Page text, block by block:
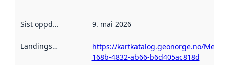
Sist oppdatert 9. mai 2026
Landingsside
https://kartkatalog.geonorge.no/
168b-4832-ab66-b6d405ac818d